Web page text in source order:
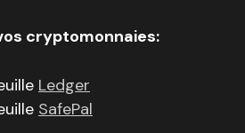
cryptomonnaies:
Ledger
SafePal